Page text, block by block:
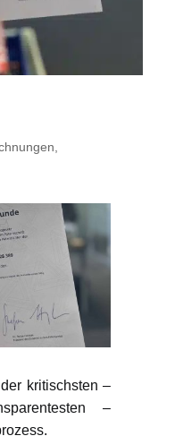
kritischsten –
–